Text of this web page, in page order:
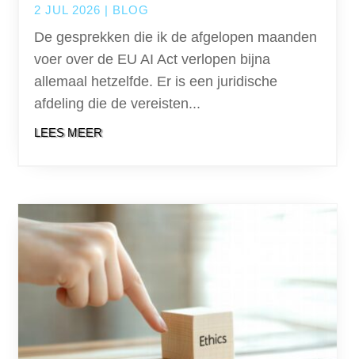
2 JUL 2026 | BLOG
De gesprekken die ik de afgelopen maanden
voer over de EU AI Act verlopen bijna
allemaal hetzelfde. Er is een juridische
afdeling die de vereisten...
LEES MEER